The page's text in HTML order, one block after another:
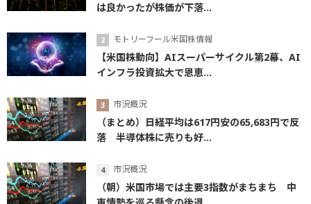
は良かったが株価が下落...
モトリーフール米国株情報
【米国株動向】AIスーパーサイクル第2幕、AI
インフラ投資拡大で恩恵...
市況概況
（まとめ）日経平均は617円安の65,683円で反
落 半導体株に売りも好...
市況概況
（朝）米国市場では主要3指数がまちまち 中